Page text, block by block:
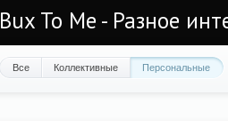
Bux To Me - Разное
Все Коллективные Персональные